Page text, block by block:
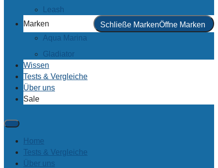
Leash
Marken
Schließe MarkenÖffne Marken
Aqua Marina
Gladiator
Wissen
Tests & Vergleiche
Über uns
Sale
Home
Tests & Vergleiche
Über uns